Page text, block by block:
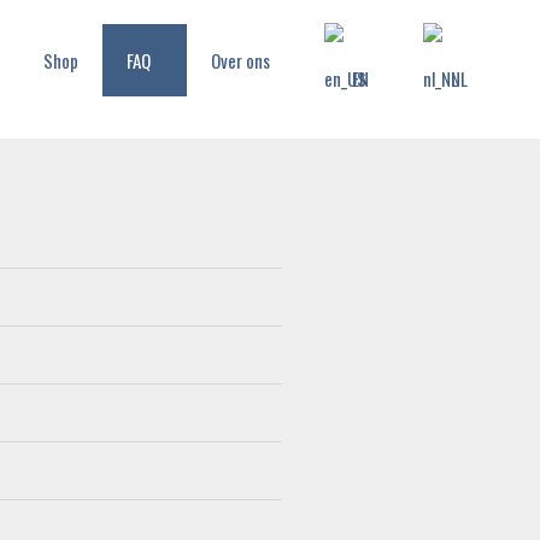
Shop FAQ Over ons
EN NL